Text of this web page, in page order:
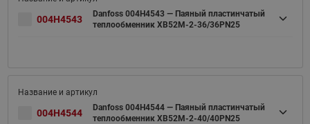
004H4543
Danfoss 004H4543 — Паяный пластинчатый
теплообменник XB52M-2-36/36PN25
004H4544
Danfoss 004H4544 — Паяный пластинчатый
теплообменник XB52M-2-40/40PN25